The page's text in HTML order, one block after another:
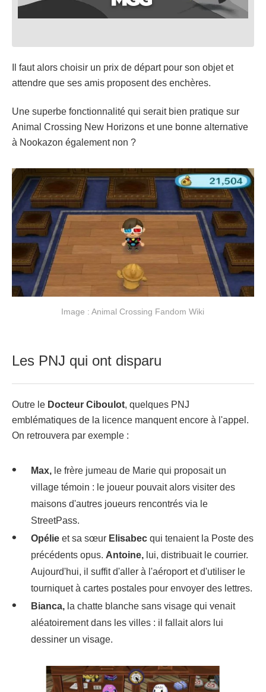
Il faut alors choisir un prix de départ pour son objet et
attendre que ses amis proposent des enchères.
Une superbe fonctionnalité qui serait bien pratique sur
Animal Crossing New Horizons et une bonne alternative
à Nookazon également non ?
Image : Animal Crossing Fandom Wiki
Les PNJ qui ont disparu
Outre le Docteur Ciboulot, quelques PNJ
emblématiques de la licence manquent encore à l'appel.
On retrouvera par exemple :
Max, le frère jumeau de Marie qui proposait un
village témoin : le joueur pouvait alors visiter des
maisons d'autres joueurs rencontrés via le
StreetPass.
Opélie et sa sœur Elisabec qui tenaient la Poste des
précédents opus. Antoine, lui, distribuait le courrier.
Aujourd'hui, il suffit d'aller à l'aéroport et d'utiliser le
tourniquet à cartes postales pour envoyer des lettres.
Bianca, la chatte blanche sans visage qui venait
aléatoirement dans les villes : il fallait alors lui
dessiner un visage.